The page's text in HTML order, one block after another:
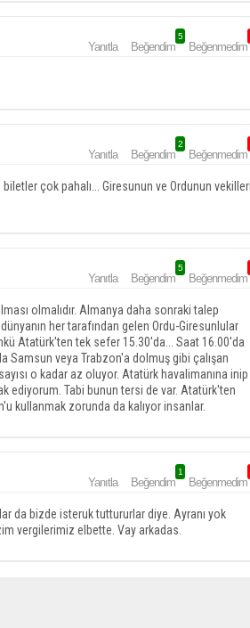
Yanıtla Beğendim
5
Beğenmedim
Yanıtla Beğendim
2
Beğenmedim
çok pahalı... Giresunun ve Ordunun vekilleri
Yanıtla Beğendim
5
Beğenmedim
olmalıdır. Almanya daha sonraki talep
her tarafından gelen Ordu-Giresunlular
Atatürk'ten tek sefer 15.30'da... Saat 16.00'da
Samsun veya Trabzon'a dolmuş gibi çalışan
o kadar az oluyor. Atatürk havalimanına inip
ediyorum. Tabi bunun tersi de var. Atatürk'ten
kullanmak zorunda da kalıyor insanlar.
Yanıtla Beğendim
1
Beğenmedim
da bizde isteruk tuttururlar diye. Ayranı yok
vergilerimiz elbette. Vay arkadas.